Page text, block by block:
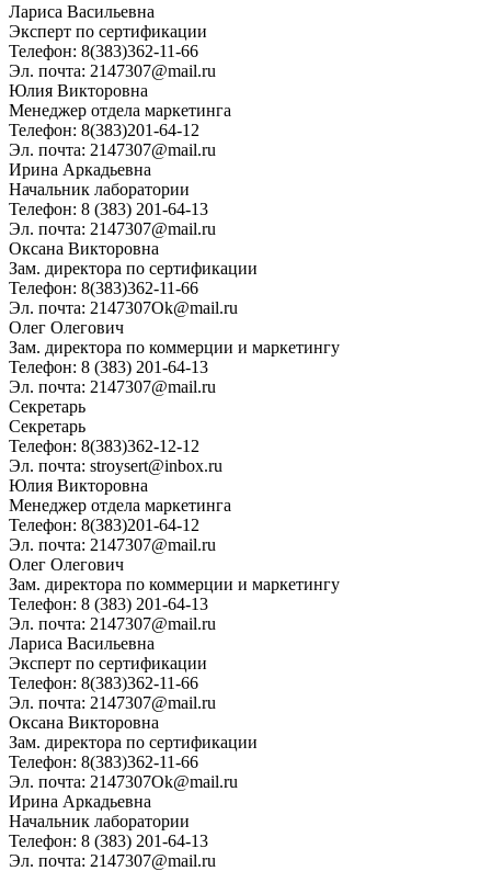
Лариса Васильевна
Эксперт по сертификации
Телефон: 8(383)362-11-66
Эл. почта: 2147307@mail.ru
Юлия Викторовна
Менеджер отдела маркетинга
Телефон: 8(383)201-64-12
Эл. почта: 2147307@mail.ru
Ирина Аркадьевна
Начальник лаборатории
Телефон: 8 (383) 201-64-13
Эл. почта: 2147307@mail.ru
Оксана Викторовна
Зам. директора по сертификации
Телефон: 8(383)362-11-66
Эл. почта: 2147307Ok@mail.ru
Олег Олегович
Зам. директора по коммерции и маркетингу
Телефон: 8 (383) 201-64-13
Эл. почта: 2147307@mail.ru
Секретарь
Секретарь
Телефон: 8(383)362-12-12
Эл. почта: stroysert@inbox.ru
Юлия Викторовна
Менеджер отдела маркетинга
Телефон: 8(383)201-64-12
Эл. почта: 2147307@mail.ru
Олег Олегович
Зам. директора по коммерции и маркетингу
Телефон: 8 (383) 201-64-13
Эл. почта: 2147307@mail.ru
Лариса Васильевна
Эксперт по сертификации
Телефон: 8(383)362-11-66
Эл. почта: 2147307@mail.ru
Оксана Викторовна
Зам. директора по сертификации
Телефон: 8(383)362-11-66
Эл. почта: 2147307Ok@mail.ru
Ирина Аркадьевна
Начальник лаборатории
Телефон: 8 (383) 201-64-13
Эл. почта: 2147307@mail.ru